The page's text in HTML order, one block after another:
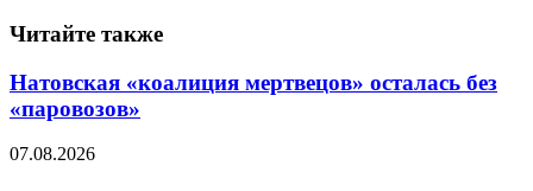
Читайте также
Натовская «коалиция мертвецов» осталась без
«паровозов»
07.08.2026